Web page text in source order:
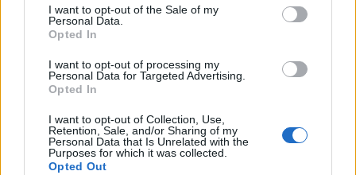
consent section.
I want to opt-out of the Sale of my
Personal Data.
Opted In
I want to opt-out of processing my
Personal Data for Targeted Advertising.
Opted In
I want to opt-out of Collection, Use,
Retention, Sale, and/or Sharing of my
Personal Data that Is Unrelated with the
Purposes for which it was collected.
Opted Out
MEGOSZTÁS